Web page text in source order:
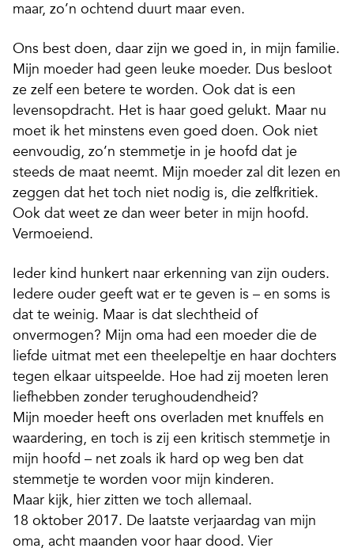
maar, zo’n ochtend duurt maar even.
Ons best doen, daar zijn we goed in, in mijn familie.
Mijn moeder had geen leuke moeder. Dus besloot
ze zelf een betere te worden. Ook dat is een
levensopdracht. Het is haar goed gelukt. Maar nu
moet ik het minstens even goed doen. Ook niet
eenvoudig, zo’n stemmetje in je hoofd dat je
steeds de maat neemt. Mijn moeder zal dit lezen en
zeggen dat het toch niet nodig is, die zelfkritiek.
Ook dat weet ze dan weer beter in mijn hoofd.
Vermoeiend.
Ieder kind hunkert naar erkenning van zijn ouders.
Iedere ouder geeft wat er te geven is – en soms is
dat te weinig. Maar is dat slechtheid of
onvermogen? Mijn oma had een moeder die de
liefde uitmat met een theelepeltje en haar dochters
tegen elkaar uitspeelde. Hoe had zij moeten leren
liefhebben zonder terughoudendheid?
Mijn moeder heeft ons overladen met knuffels en
waardering, en toch is zij een kritisch stemmetje in
mijn hoofd – net zoals ik hard op weg ben dat
stemmetje te worden voor mijn kinderen.
Maar kijk, hier zitten we toch allemaal.
18 oktober 2017. De laatste verjaardag van mijn
oma, acht maanden voor haar dood. Vier